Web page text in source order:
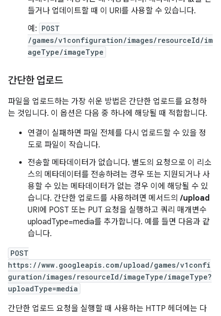
들거나 업데이트할 때 이 URI를 사용할 수 있습니다.
예: POST
/games/v1configuration/images/resourceId/im
ageType/imageType
간단한 업로드
파일을 업로드하는 가장 쉬운 방법은 간단한 업로드를 요청하
는 것입니다. 이 옵션은 다음 중 하나에 해당될 때 적합합니다.
연결이 실패하면 파일 전체를 다시 업로드할 수 있을 정
도로 파일이 작습니다.
전송할 메타데이터가 없습니다. 별도의 요청으로 이 리소
스의 메타데이터를 전송하려는 경우 또는 지원되거나 사
용할 수 있는 메타데이터가 없는 경우 이에 해당될 수 있
습니다. 간단한 업로드를 사용하려면 메서드의 /upload
URI에 POST 또는 PUT 요청을 실행하고 쿼리 매개변수
uploadType=media를 추가합니다. 예를 들면 다음과 같
습니다.
POST
https://www.googleapis.com/upload/games/v1confi
guration/images/resourceId/imageType/imageType?
uploadType=media
간단한 업로드 요청을 실행할 때 사용하는 HTTP 헤더에는 다